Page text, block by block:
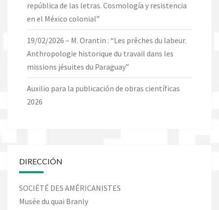
república de las letras. Cosmología y resistencia
en el México colonial”
19/02/2026 – M. Orantin : “Les prêches du labeur.
Anthropologie historique du travail dans les
missions jésuites du Paraguay”
Auxilio para la publicación de obras científicas
2026
DIRECCIÓN
SOCIÉTÉ DES AMÉRICANISTES
Musée du quai Branly